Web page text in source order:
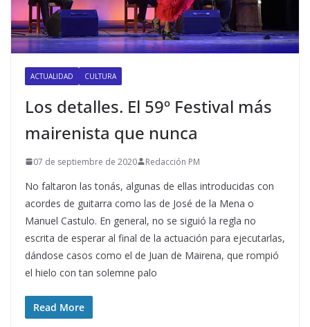
ACTUALIDAD CULTURA
Los detalles. El 59º Festival más
mairenista que nunca
07 de septiembre de 2020 Redacción PM
No faltaron las tonás, algunas de ellas introducidas con
acordes de guitarra como las de José de la Mena o
Manuel Castulo. En general, no se siguió la regla no
escrita de esperar al final de la actuación para ejecutarlas,
dándose casos como el de Juan de Mairena, que rompió
el hielo con tan solemne palo
Read More